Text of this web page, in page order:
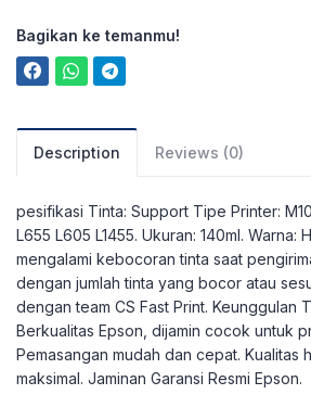
Bagikan ke temanmu!
Description Reviews (0)
pesifikasi Tinta: Support Tipe Printer:
L655 L605 L1455. Ukuran: 140ml. Warna:
mengalami kebocoran tinta saat
dengan jumlah tinta yang bocor atau
dengan team CS Fast Print. Keunggulan
Berkualitas Epson, dijamin cocok untuk
Pemasangan mudah dan cepat. Kualitas
maksimal. Jaminan Garansi Resmi Epson.